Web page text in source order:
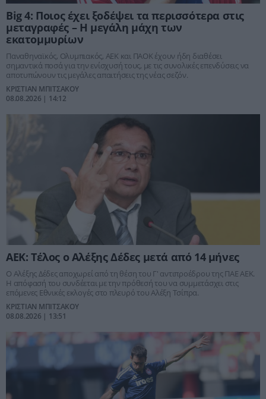
Big 4: Ποιος έχει ξοδέψει τα περισσότερα στις
μεταγραφές – Η μεγάλη μάχη των
εκατομμυρίων
Παναθηναϊκός, Ολυμπιακός, ΑΕΚ και ΠΑΟΚ έχουν ήδη διαθέσει
σημαντικά ποσά για την ενίσχυσή τους, με τις συνολικές επενδύσεις να
αποτυπώνουν τις μεγάλες απαιτήσεις της νέας σεζόν.
ΚΡΙΣΤΙΑΝ ΜΠΙΤΣΑΚΟΥ
08.08.2026 | 14:12
ΑΕΚ: Τέλος ο Αλέξης Δέδες μετά από 14 μήνες
Ο Αλέξης Δέδες αποχωρεί από τη θέση του Γ' αντιπροέδρου της ΠΑΕ ΑΕΚ.
Η απόφασή του συνδέεται με την πρόθεσή του να συμμετάσχει στις
επόμενες Εθνικές εκλογές στο πλευρό του Αλέξη Τσίπρα.
ΚΡΙΣΤΙΑΝ ΜΠΙΤΣΑΚΟΥ
08.08.2026 | 13:51